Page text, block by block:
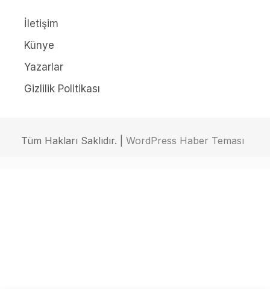
İletişim
Künye
Yazarlar
Gizlilik Politikası
Tüm Hakları Saklıdır. | WordPress Haber Teması